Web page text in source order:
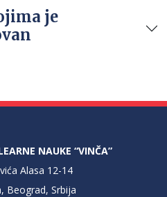
je
NAUKE “VINČA”
Alasa 12-14
Beograd, Srbija